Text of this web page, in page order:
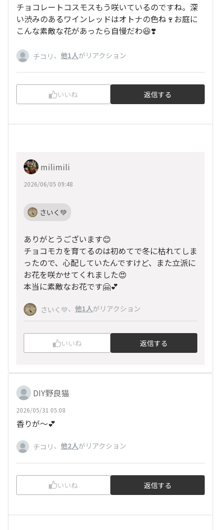
チョコレートコスモスもう咲いているのですね。深
い渋みのあるワインレッドはオトナの色ね🍷お庭に
こんな素敵な花があったら自慢だわ😆❣️
チコリ 、 他1人がリアクション
いいね 返信する
milimili
2026/06/05 09:48
さいく💚
ありがとうございます😊
チョコモカを育てるのは初めてで冬に枯れてしま
ったので、心配していたんですけど、また立派に
お花を咲かせてくれました😍
本当に素敵なお花です🤗💕
さいく💚、 他1人がリアクション
いいね 返信する
DIY野良猫
2026/05/31 05:08
香りが〜💕
チコリ 、 他2人がリアクション
いいね 返信する